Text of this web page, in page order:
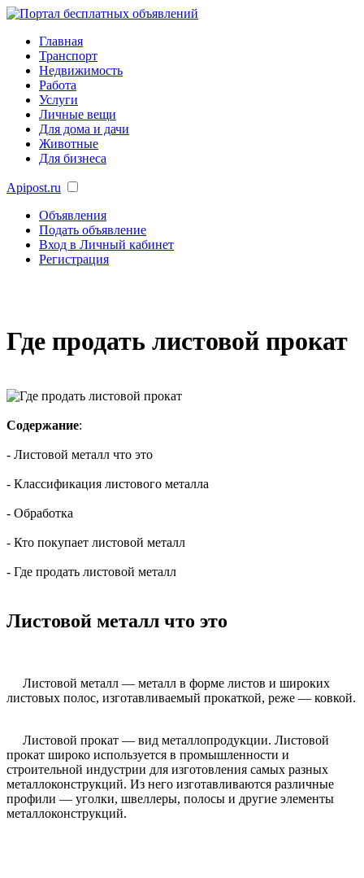
Главная
Транспорт
Недвижимость
Работа
Услуги
Личные вещи
Для дома и дачи
Животные
Для бизнеса
Apipost.ru
Объявления
Подать объявление
Вход в Личный кабинет
Регистрация
Где продать листовой прокат
Содержание:
- Листовой металл что это
- Классификация листового металла
- Обработка
- Кто покупает листовой металл
- Где продать листовой металл
Листовой металл что это
Листовой металл — металл в форме листов и широких
листовых полос, изготавливаемый прокаткой, реже — ковкой.
Листовой прокат — вид металлопродукции. Листовой
прокат широко используется в промышленности и
строительной индустрии для изготовления самых разных
металлоконструкций. Из него изготавливаются различные
профили — уголки, швеллеры, полосы и другие элементы
металлоконструкций.